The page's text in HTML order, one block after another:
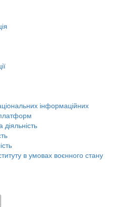
інформаційних
в умовах воєнного стану